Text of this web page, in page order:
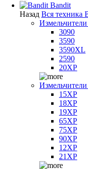
Bandit
Назад Вся техника
3090
3590
3590XL
2590
20XP
15XP
18XP
19XP
65XP
75XP
90XP
12XP
21XP